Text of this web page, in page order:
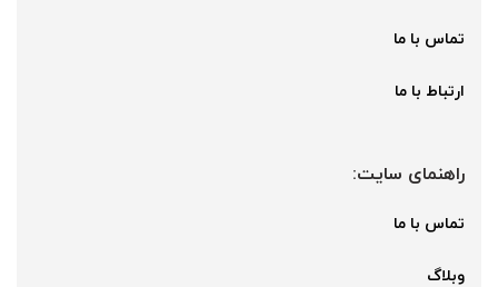
تماس با ما
ارتباط با ما
راهنمای سایت:
تماس با ما
وبلاگ